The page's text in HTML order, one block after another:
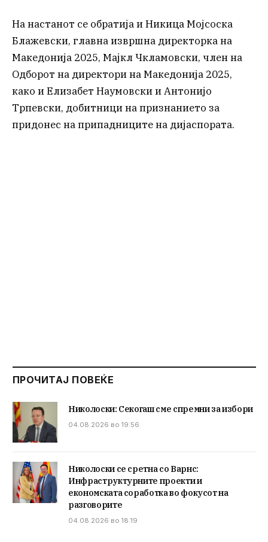
На настанот се обратија и Никица Мојсоска
Блажевски, главна извршна директорка на
Македонија 2025, Мајкл Чкламовски, член на
Одборот на директори на Македонија 2025,
како и Елизабет Наумовски и Антонијо
Трпевски, добитници на признанието за
придонес на припадниците на дијаспората.
ПРОЧИТАЈ ПОВЕЌЕ
Николоски: Секогаш сме спремни за избори
04.08.2026 во 19:56
Николоски се сретна со Варнс:
Инфраструктурните проекти и
економската соработка во фокусот на
разговорите
04.08.2026 во 18:19